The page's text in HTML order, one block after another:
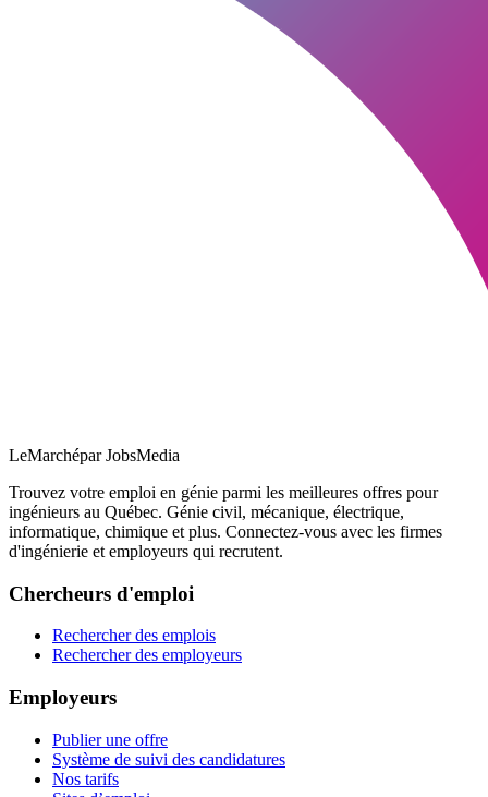
LeMarchépar JobsMedia
Trouvez votre emploi en génie parmi les meilleures offres pour
ingénieurs au Québec. Génie civil, mécanique, électrique,
informatique, chimique et plus. Connectez-vous avec les firmes
d'ingénierie et employeurs qui recrutent.
Chercheurs d'emploi
Rechercher des emplois
Rechercher des employeurs
Employeurs
Publier une offre
Système de suivi des candidatures
Nos tarifs